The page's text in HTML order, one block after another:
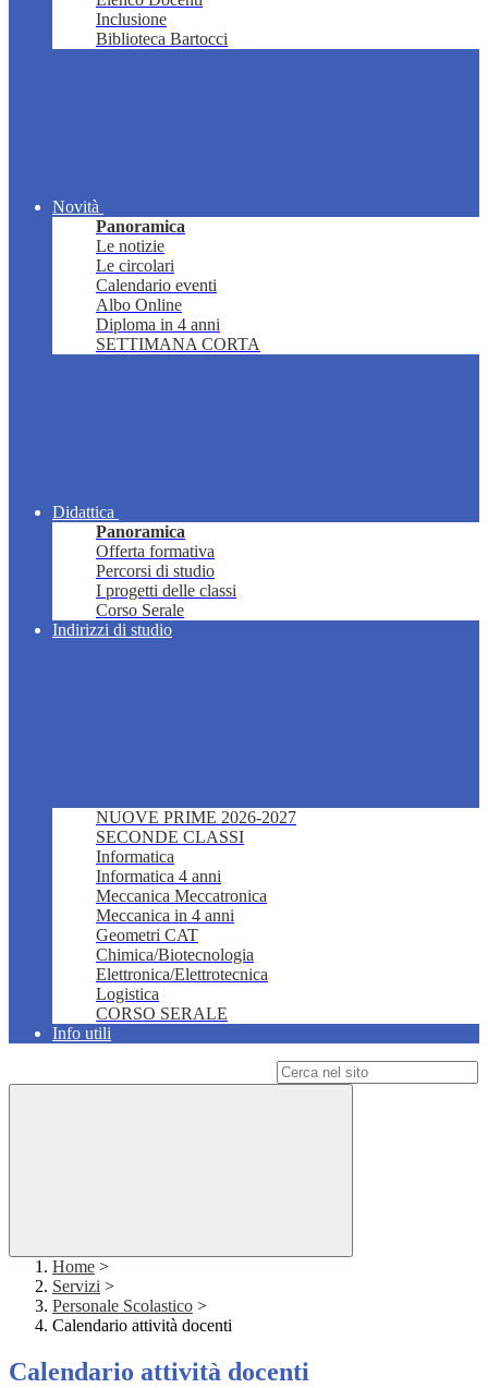
Inclusione
Biblioteca Bartocci
Novità
Panoramica
Le notizie
Le circolari
Calendario eventi
Albo Online
Diploma in 4 anni
SETTIMANA CORTA
Didattica
Panoramica
Offerta formativa
Percorsi di studio
I progetti delle classi
Corso Serale
Indirizzi di studio
NUOVE PRIME 2026-2027
SECONDE CLASSI
Informatica
Informatica 4 anni
Meccanica Meccatronica
Meccanica in 4 anni
Geometri CAT
Chimica/Biotecnologia
Elettronica/Elettrotecnica
Logistica
CORSO SERALE
Info utili
Home >
Servizi >
Personale Scolastico >
Calendario attività docenti
Calendario attività docenti